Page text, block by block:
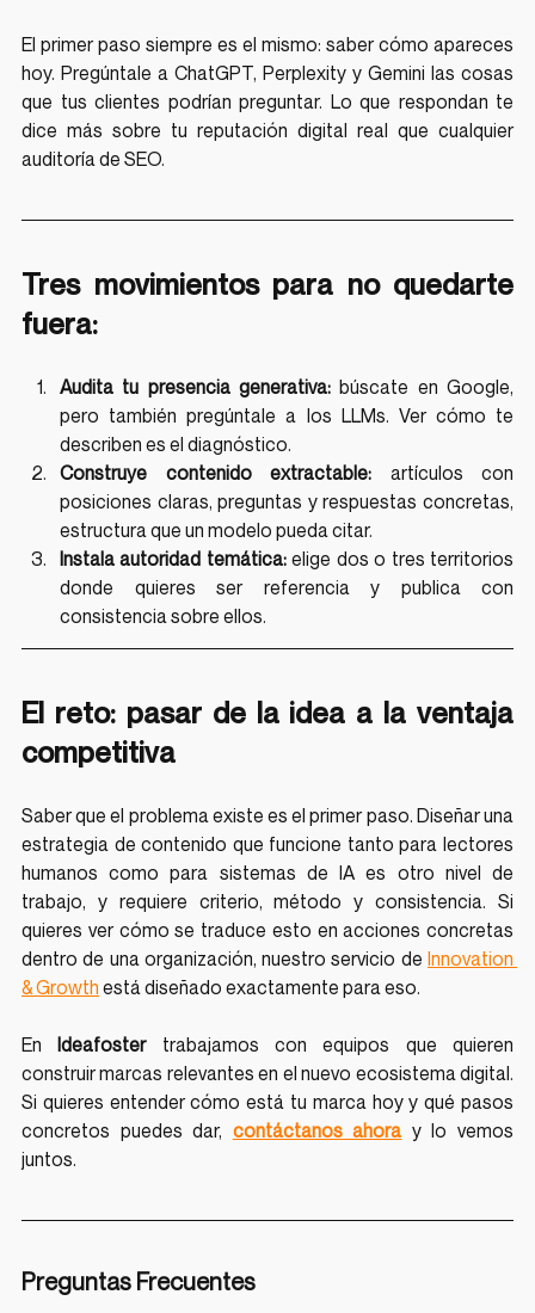
El primer paso siempre es el mismo: saber cómo apareces
hoy. Pregúntale a ChatGPT, Perplexity y Gemini las cosas
que tus clientes podrían preguntar. Lo que respondan te
dice más sobre tu reputación digital real que cualquier
auditoría de SEO.
Tres movimientos para no quedarte
fuera:
Audita tu presencia generativa: búscate en Google,
pero también pregúntale a los LLMs. Ver cómo te
describen es el diagnóstico.
Construye contenido extractable: artículos con
posiciones claras, preguntas y respuestas concretas,
estructura que un modelo pueda citar.
Instala autoridad temática: elige dos o tres territorios
donde quieres ser referencia y publica con
consistencia sobre ellos.
El reto: pasar de la idea a la ventaja
competitiva
Saber que el problema existe es el primer paso. Diseñar una
estrategia de contenido que funcione tanto para lectores
humanos como para sistemas de IA es otro nivel de
trabajo, y requiere criterio, método y consistencia. Si
quieres ver cómo se traduce esto en acciones concretas
dentro de una organización, nuestro servicio de Innovation
& Growth está diseñado exactamente para eso.
En Ideafoster trabajamos con equipos que quieren
construir marcas relevantes en el nuevo ecosistema digital.
Si quieres entender cómo está tu marca hoy y qué pasos
concretos puedes dar, contáctanos ahora y lo vemos
juntos.
Preguntas Frecuentes